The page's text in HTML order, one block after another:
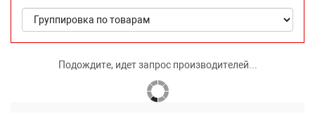
Подождите, идет запрос производителей...